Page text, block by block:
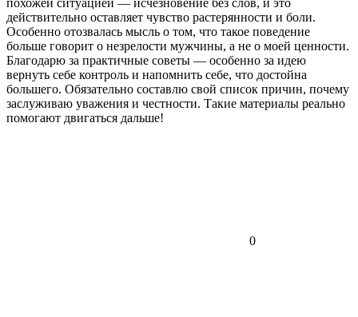
похожей ситуацией — исчезновение без слов, и это
действительно оставляет чувство растерянности и боли.
Особенно отозвалась мысль о том, что такое поведение
больше говорит о незрелости мужчины, а не о моей ценности.
Благодарю за практичные советы — особенно за идею
вернуть себе контроль и напомнить себе, что достойна
большего. Обязательно составлю свой список причин, почему
заслуживаю уважения и честности. Такие материалы реально
помогают двигаться дальше!
0